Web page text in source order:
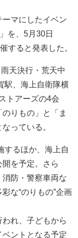
マにしたイベン
を、5月30日
すると発表した。
天決行・荒天中
駅、海上自衛隊横
トアーズの4会
りもの」と「ま
っている。
するほか、海上自
を予定。さら
防・警察車両な
な“のりもの”企画
れ、子どもから
ントとなる予定